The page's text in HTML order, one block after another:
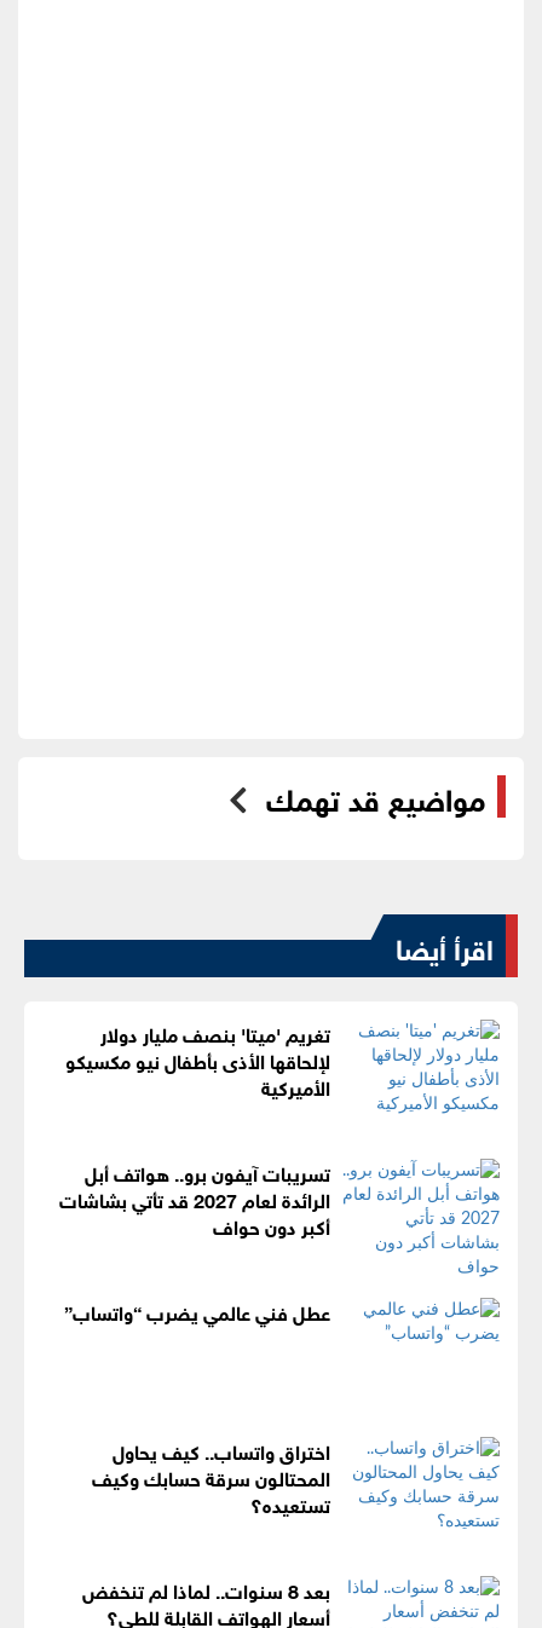
مواضيع قد تهمك
اقرأ أيضا
تغريم 'ميتا' بنصف مليار دولار
لإلحاقها الأذى بأطفال نيو مكسيكو
الأميركية
تسريبات آيفون برو.. هواتف أبل
الرائدة لعام 2027 قد تأتي بشاشات
أكبر دون حواف
عطل فني عالمي يضرب “واتساب”
اختراق واتساب.. كيف يحاول
المحتالون سرقة حسابك وكيف
تستعيده؟
بعد 8 سنوات.. لماذا لم تنخفض
أسعار الهواتف القابلة للطي؟